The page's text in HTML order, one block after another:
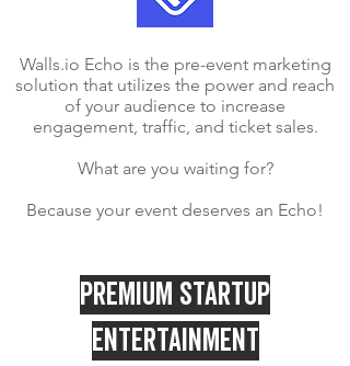
Walls.io Echo is the pre-event marketing
solution that utilizes the power and reach
of your audience to increase
engagement, traffic, and ticket sales.
What are you waiting for?
Because your event deserves an Echo!
PREMIUM STARTUP
ENTERTAINMENT